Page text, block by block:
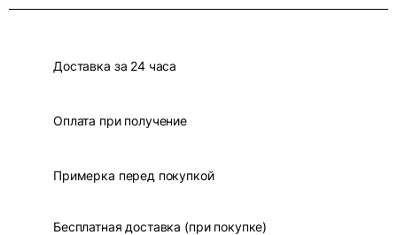
Доставка за 24 часа
Оплата при получение
Примерка перед покупкой
Бесплатная доставка (при покупке)